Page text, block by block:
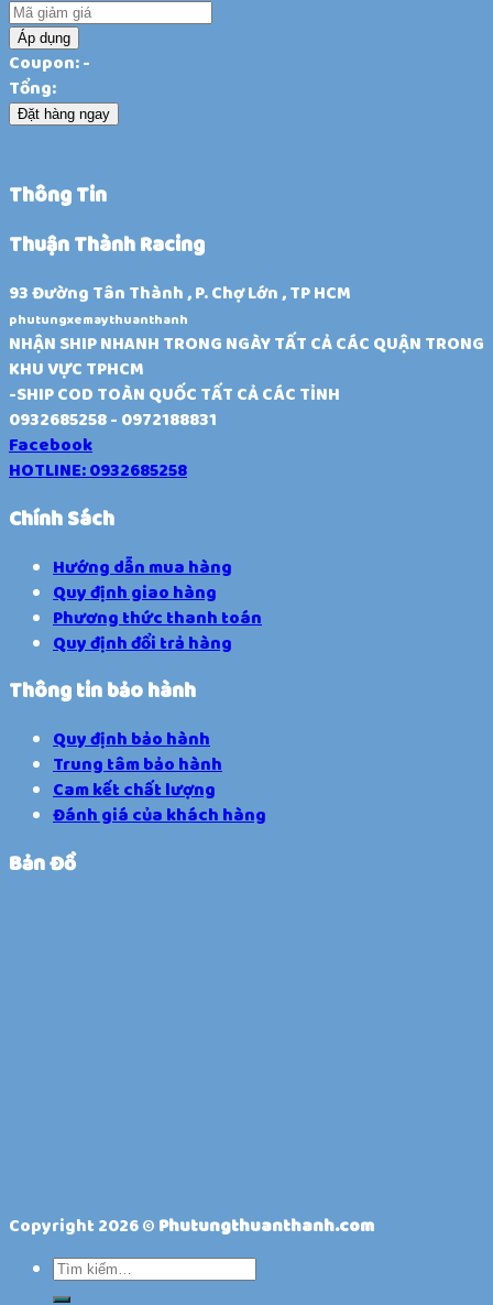
Áp dụng
Coupon: -
Tổng:
Đặt hàng ngay
Thông Tin
Thuận Thành Racing
93 Đường Tân Thành , P. Chợ Lớn , TP HCM
phutungxemaythuanthanh
NHẬN SHIP NHANH TRONG NGÀY TẤT CẢ CÁC QUẬN TRONG
KHU VỰC TPHCM
-SHIP COD TOÀN QUỐC TẤT CẢ CÁC TỈNH
0932685258 - 0972188831
Facebook
HOTLINE: 0932685258
Chính Sách
Hướng dẫn mua hàng
Quy định giao hàng
Phương thức thanh toán
Quy định đổi trả hàng
Thông tin bảo hành
Quy định bảo hành
Trung tâm bảo hành
Cam kết chất lượng
Đánh giá của khách hàng
Bản Đồ
Copyright 2026 © Phutungthuanthanh.com